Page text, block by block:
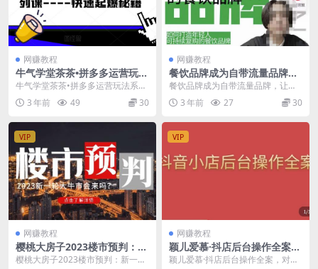
网赚教程
牛气学堂茶茶•拼多多运营玩法
系列课—-快速起爆秘籍
牛气学堂茶茶•拼多多运营玩法系列
课—-快速起爆秘籍 课程内容： 1-...
3 年前 49 30
网赚教程
餐饮品牌成为自带流量品牌，
让你一年100家的方法，打造
成为年轻人“社交属性”的餐饮
品牌
餐饮品牌成为自带流量品牌，让你
一年100家的方法，打造成为年轻
人“社交属性”的餐...
3 年前 27 30
VIP
网赚教程
樱桃大房子2023楼市预判：新
一轮大牛市会来吗？【付费文
樱桃大房子2023楼市预判：新一轮
VIP
网赚教程
颖儿爱慕·抖店后台操作全案，
对抖店各个模块有清楚的认知
颖儿爱慕·抖店后台操作全案，对抖